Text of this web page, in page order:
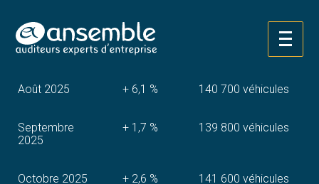
Aller
au
Juillet 2025 – 2,1 % 130 800 véhicules
Août 2025 + 6,1 % 140 700 véhicules
Septembre
2025
+ 1,7 % 139 800 véhicules
Octobre 2025 + 2,6 % 141 600 véhicules